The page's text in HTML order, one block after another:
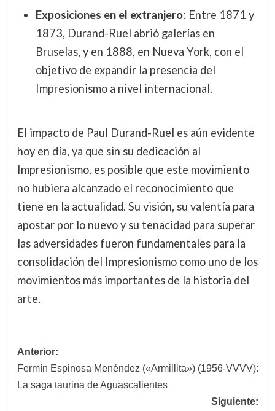
Exposiciones en el extranjero: Entre 1871 y
1873, Durand-Ruel abrió galerías en
Bruselas, y en 1888, en Nueva York, con el
objetivo de expandir la presencia del
Impresionismo a nivel internacional.
El impacto de Paul Durand-Ruel es aún evidente
hoy en día, ya que sin su dedicación al
Impresionismo, es posible que este movimiento
no hubiera alcanzado el reconocimiento que
tiene en la actualidad. Su visión, su valentía para
apostar por lo nuevo y su tenacidad para superar
las adversidades fueron fundamentales para la
consolidación del Impresionismo como uno de los
movimientos más importantes de la historia del
arte.
Navegación
de
entradas
Anterior:
Fermín Espinosa Menéndez («Armillita») (1956-VVVV):
La saga taurina de Aguascalientes
Siguiente: